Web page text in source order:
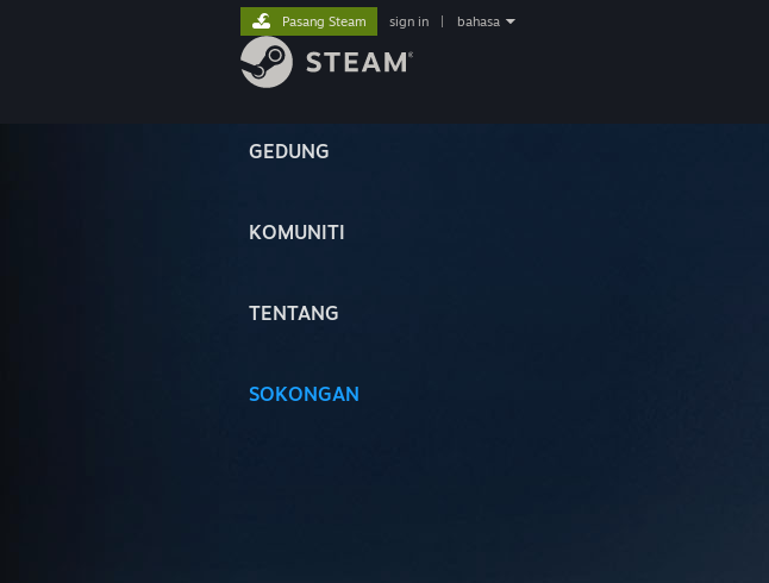
GEDUNG
KOMUNITI
TENTANG
SOKONGAN
Pasang Steam sign in bahasa